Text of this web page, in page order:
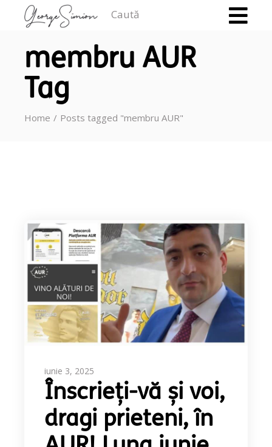
membru AUR
Tag
Home Posts tagged "membru AUR"
iunie 3, 2025
Înscrieți-vă și voi,
dragi prieteni, în